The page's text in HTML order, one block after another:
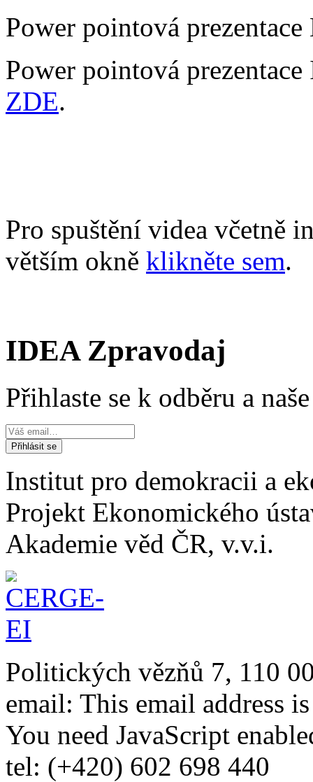
Power pointová
Power pointová
ZDE.
Pro spuštění videa včetně
větším okně klikněte sem.
IDEA Zpravodaj
Přihlaste se k odběru a
Institut pro demokracii a
Projekt Ekonomického
Akademie věd ČR, v.v.i.
Politických vězňů 7, 110
email: This email address
You need JavaScript
tel: (+420) 602 698 440